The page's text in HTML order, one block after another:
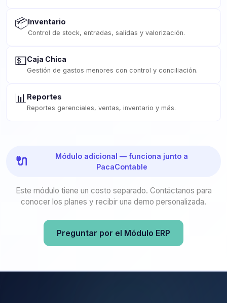
📦Inventario
Control de stock, entradas, salidas y valorización.
💵Caja Chica
Gestión de gastos menores con control y conciliación.
📊Reportes
Reportes gerenciales, ventas, inventario y más.
🔌
Módulo adicional — funciona junto a
PacaContable
Este módulo tiene un costo separado. Contáctanos para
conocer los planes y recibir una demo personalizada.
Preguntar por el Módulo ERP